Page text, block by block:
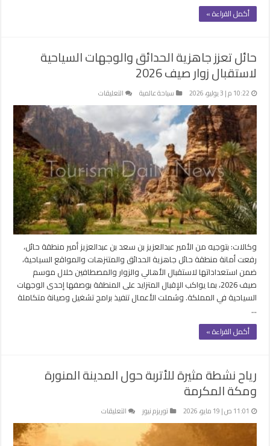
أكمل القراءة »
حائل تعزز جاهزية الحدائق والوجهات السياحية
لاستقبال زوار صيف 2026
10:22 م | 3 يوليو، 2026 سياحة عالمية التعليقات
حائل
جاهزية
الحدائق
والوجهات
السياحية
لاستقبال
زوار
صيف
2026
مغلقة
وكالات: بتوجيه من الأمير عبدالعزيز بن سعد بن عبدالعزيز أمير منطقة حائل،
رفعت أمانة منطقة حائل جاهزية الحدائق والمتنزهات والمواقع السياحية،
ضمن استعداداتها لاستقبال الأهالي والزوار والمصطافين خلال موسم
صيف 2026، بما يواكب الإقبال المتزايد على المنطقة بوصفها إحدى الوجهات
السياحية في المملكة. وشملت الأعمال تنفيذ برامج تشغيل وصيانة متكاملة
…
أكمل القراءة »
رياح نشطة مثيرة للأتربة حول المدينة المنورة
ومكة المكرمة
11:01 ص | 19 مايو، 2026 توريزم نيوز التعليقات
رياح